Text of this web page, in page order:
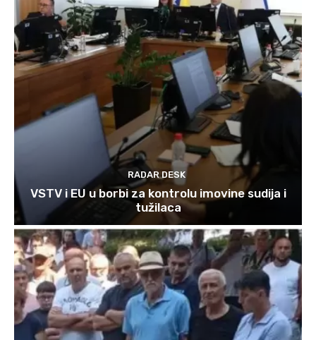
RADAR DESK
VSTV i EU u borbi za kontrolu imovine sudija i
tužilaca